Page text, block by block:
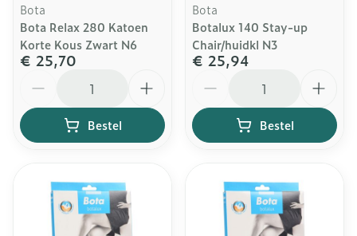
Bota
Bota Relax 280 Katoen
Korte Kous Zwart N6
€ 25,70
Bestel
Bota
Botalux 140 Stay-up
Chair/huidkl N3
€ 25,94
Bestel